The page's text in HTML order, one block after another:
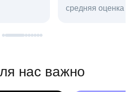
как работодателя **
в hh.ru
нас важно